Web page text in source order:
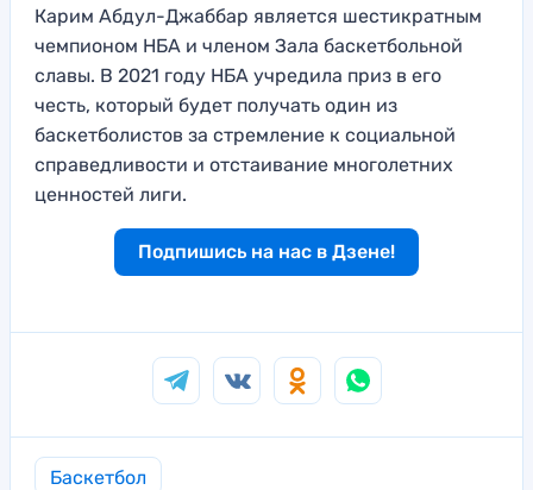
Карим Абдул-Джаббар является шестикратным
чемпионом НБА и членом Зала баскетбольной
славы. В 2021 году НБА учредила приз в его
честь, который будет получать один из
баскетболистов за стремление к социальной
справедливости и отстаивание многолетних
ценностей лиги.
Подпишись на нас в Дзене!
Баскетбол